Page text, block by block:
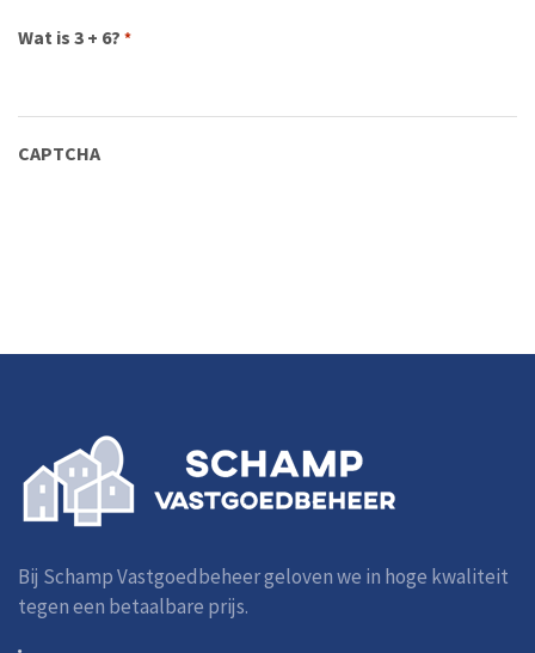
Wat is 3 + 6? *
CAPTCHA
Bij Schamp Vastgoedbeheer geloven we in hoge kwaliteit
tegen een betaalbare prijs.